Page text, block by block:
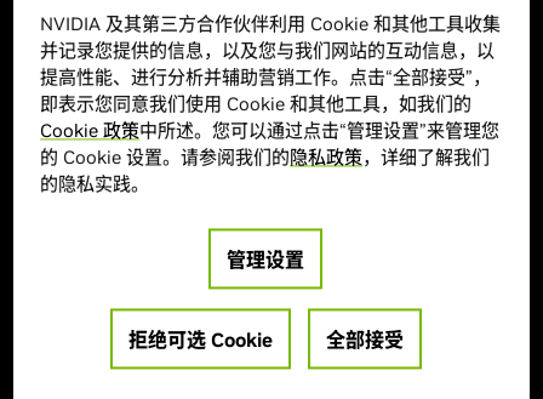
Theft Auto V Enhanced)”将于
今日支持 DLSS 4 多帧生成
“侠盗猎车手 V 增强版 (Grand Theft Auto V
Enhanced)”借助光线追踪环境光遮蔽、光线追踪全局
光照、光线追踪阴影和光线追踪反射来升级这款畅销
了对 DLSS 超分辨率和 NVIDIA Reflex 的支持，从而
加速性能并进一步提升响应速度。
DLSS 帧生成的支持，使 GeForce RTX 50 系列和
NVIDIA 及其第三方合作伙伴利用 Cookie 和其他工具收集
并记录您提供的信息，以及您与我们网站的互动信息，以
提高性能、进行分析并辅助营销工作。点击“全部接受”，
即表示您同意我们使用 Cookie 和其他工具，如我们的
Cookie 政策中所述。您可以通过点击“管理设置”来管理您
的 Cookie 设置。请参阅我们的隐私政策，详细了解我们
的隐私实践。
管理设置
拒绝可选 Cookie 全部接受